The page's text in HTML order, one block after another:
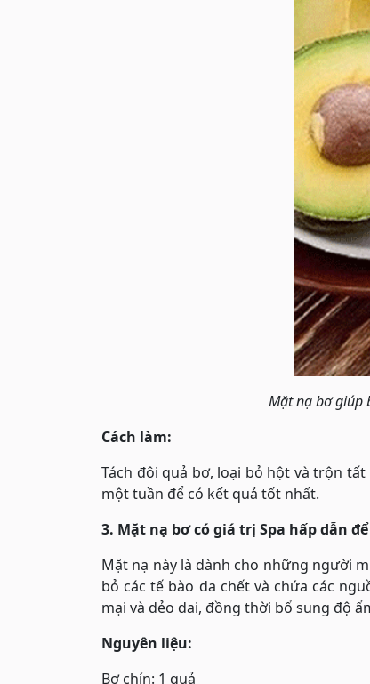
Mặt nạ bơ giúp
Cách làm:
Tách đôi quả bơ, loại bỏ hột và trộn
một tuần để có kết quả tốt nhất.
3. Mặt nạ bơ có giá trị Spa hấp dẫn
Mặt nạ này là dành cho những người
bỏ các tế bào da chết và chứa các
mại và dẻo dai, đồng thời bổ sung độ
Nguyên liệu:
Bơ chín: 1 quả